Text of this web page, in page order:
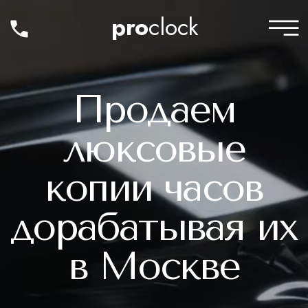
Продаем
люксовые
копии часов
дорабатывая их
в Москве
КУПИТЬ ЧАСЫ
clock
в каталоге более 2000 моделей